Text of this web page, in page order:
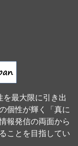
最大限に引き出
個性が輝く「真に
報発信の両面から
ことを目指してい